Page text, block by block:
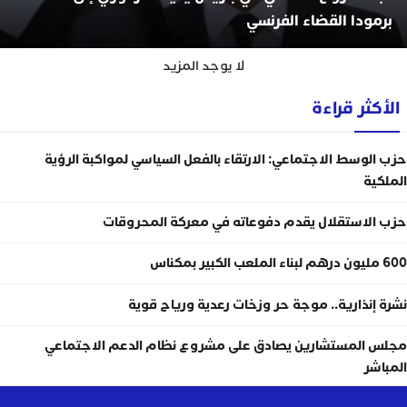
برمودا القضاء الفرنسي
لا يوجد المزيد
الأكثر قراءة
حزب الوسط الاجتماعي: الارتقاء بالفعل السياسي لمواكبة الرؤية
الملكية
حزب الاستقلال يقدم دفوعاته في معركة المحروقات
600 مليون درهم لبناء الملعب الكبير بمكناس
نشرة إنذارية.. موجة حر وزخات رعدية ورياح قوية
مجلس المستشارين يصادق على مشروع نظام الدعم الاجتماعي
المباشر